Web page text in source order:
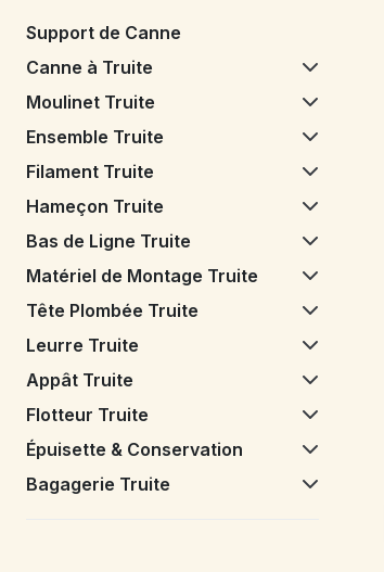
Support de Canne
Canne à Truite
Moulinet Truite
Ensemble Truite
Filament Truite
Hameçon Truite
Bas de Ligne Truite
Matériel de Montage Truite
Tête Plombée Truite
Leurre Truite
Appât Truite
Flotteur Truite
Épuisette & Conservation
Bagagerie Truite